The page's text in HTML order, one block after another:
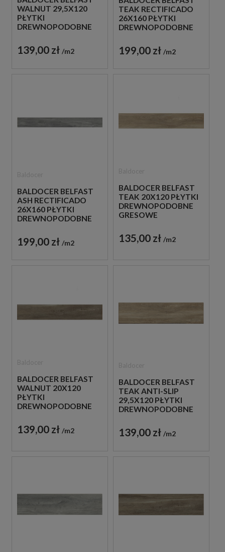
WALNUT 29,5X120
PŁYTKI
DREWNOPODOBNE
139,00 zł m2
TEAK RECTIFICADO
26X160 PŁYTKI
DREWNOPODOBNE
199,00 zł m2
BALDOCER BELFAST
ASH RECTIFICADO
26X160 PŁYTKI
DREWNOPODOBNE
199,00 zł m2
BALDOCER BELFAST
TEAK 20X120 PŁYTKI
DREWNOPODOBNE
GRESOWE
135,00 zł m2
BALDOCER BELFAST
WALNUT 20X120
PŁYTKI
DREWNOPODOBNE
139,00 zł m2
BALDOCER BELFAST
TEAK ANTI-SLIP
29,5X120 PŁYTKI
DREWNOPODOBNE
139,00 zł m2